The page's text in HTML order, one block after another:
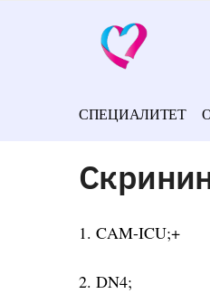
СПЕЦИАЛИТЕТ
1. CAM-ICU;+
2. DN4;